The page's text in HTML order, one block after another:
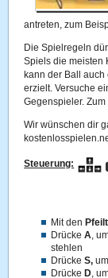
antreten, zum
Die Spielregeln
Spiels die meisten
kann der Ball
erzielt. Versuche
Gegenspieler.
Wir wünschen dir
Steuerung:
Mit den
DrückeA,
stehlen
DrückeS,
Drücke D,